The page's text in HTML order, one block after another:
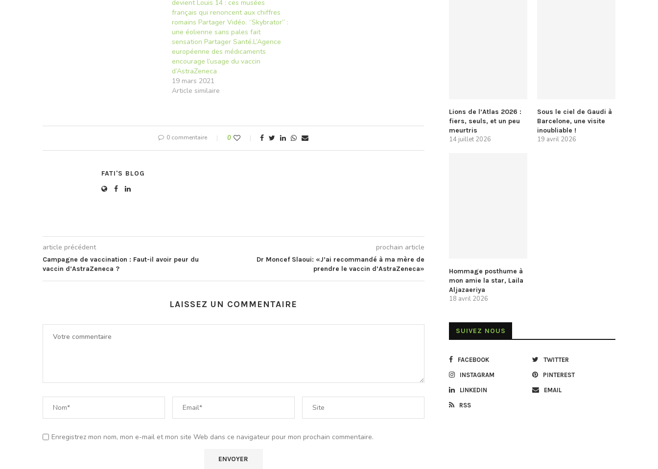
devient Louis 14 : ces musées
français qui renoncent aux chiffres
romains Partager Vidéo. “Skybrator” :
une éolienne sans pales fait
sensation Partager Santé.L’Agence
européenne des médicaments
encourage l’usage du vaccin
d’AstraZeneca
19 mars 2021
Article similaire
0 commentaire 0
FATI'S BLOG
article précédent
Campagne de vaccination : Faut-il avoir peur du
vaccin d’AstraZeneca ?
prochain article
Dr Moncef Slaoui: «J’ai recommandé à ma mère de
prendre le vaccin d’AstraZeneca»
LAISSEZ UN COMMENTAIRE
Enregistrez mon nom, mon e-mail et mon site Web dans ce navigateur pour mon prochain commentaire.
Lions de l’Atlas 2026 :
fiers, seuls, et un peu
meurtris
14 juillet 2026
Sous le ciel de Gaudi à
Barcelone, une visite
inoubliable !
19 avril 2026
Hommage posthume à
mon amie la star, Laila
Aljazaeriya
18 avril 2026
SUIVEZ NOUS
FACEBOOK TWITTER
INSTAGRAM PINTEREST
LINKEDIN EMAIL
RSS